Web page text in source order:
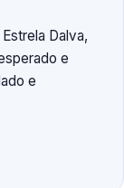
Dalva,
e
e